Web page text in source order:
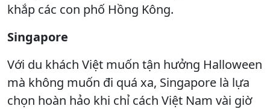
khắp các con phố Hồng Kông.
Singapore
Với du khách Việt muốn tận hưởng Halloween
mà không muốn đi quá xa, Singapore là lựa
chọn hoàn hảo khi chỉ cách Việt Nam vài giờ